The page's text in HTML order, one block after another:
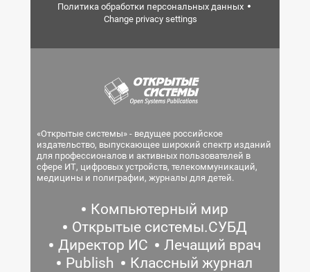
Политика обработки персональных данных
Change privacy settings
«Открытые системы» - ведущее российское
издательство, выпускающее широкий спектр изданий
для профессионалов и активных пользователей в
сфере ИТ, цифровых устройств, телекоммуникаций,
медицины и полиграфии, журналы для детей.
Компьютерный мир
Открытые системы.СУБД
Директор ИС
Лечащий врач
Publish
Классный журнал